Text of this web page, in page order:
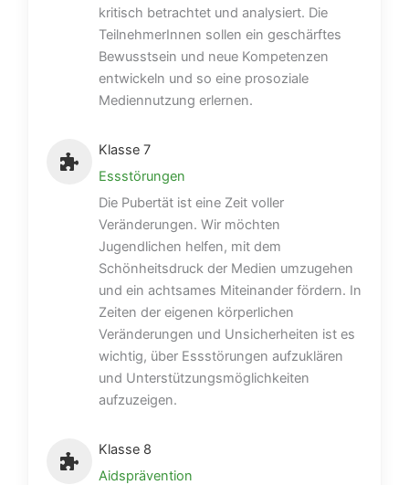
kritisch betrachtet und analysiert. Die
TeilnehmerInnen sollen ein geschärftes
Bewusstsein und neue Kompetenzen
entwickeln und so eine prosoziale
Mediennutzung erlernen.
Klasse 7
Essstörungen
Die Pubertät ist eine Zeit voller
Veränderungen. Wir möchten
Jugendlichen helfen, mit dem
Schönheitsdruck der Medien umzugehen
und ein achtsames Miteinander fördern. In
Zeiten der eigenen körperlichen
Veränderungen und Unsicherheiten ist es
wichtig, über Essstörungen aufzuklären
und Unterstützungsmöglichkeiten
aufzuzeigen.
Klasse 8
Aidsprävention